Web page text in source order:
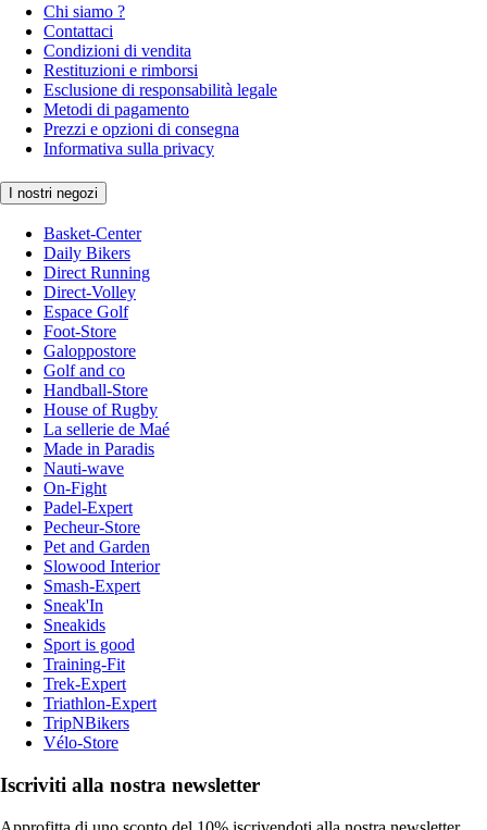
Chi siamo ?
Contattaci
Condizioni di vendita
Restituzioni e rimborsi
Esclusione di responsabilità legale
Metodi di pagamento
Prezzi e opzioni di consegna
Informativa sulla privacy
I nostri negozi
Basket-Center
Daily Bikers
Direct Running
Direct-Volley
Espace Golf
Foot-Store
Galoppostore
Golf and co
Handball-Store
House of Rugby
La sellerie de Maé
Made in Paradis
Nauti-wave
On-Fight
Padel-Expert
Pecheur-Store
Pet and Garden
Slowood Interior
Smash-Expert
Sneak'In
Sneakids
Sport is good
Training-Fit
Trek-Expert
Triathlon-Expert
TripNBikers
Vélo-Store
Iscriviti alla nostra newsletter